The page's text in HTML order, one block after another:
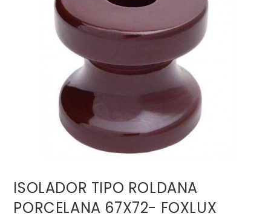
ISOLADOR TIPO ROLDANA
PORCELANA 67X72- FOXLUX